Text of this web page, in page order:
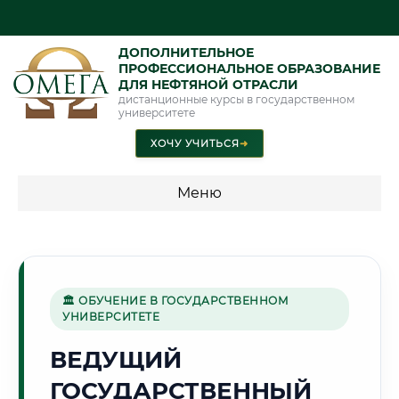
ДОПОЛНИТЕЛЬНОЕ
ПРОФЕССИОНАЛЬНОЕ ОБРАЗОВАНИЕ
ДЛЯ НЕФТЯНОЙ ОТРАСЛИ
дистанционные курсы в государственном
университете
ХОЧУ УЧИТЬСЯ➜
Меню
Г. КРАСНОЯРСК
🏛 ОБУЧЕНИЕ В ГОСУДАРСТВЕННОМ
УНИВЕРСИТЕТЕ
ВЕДУЩИЙ
ГОСУДАРСТВЕННЫЙ